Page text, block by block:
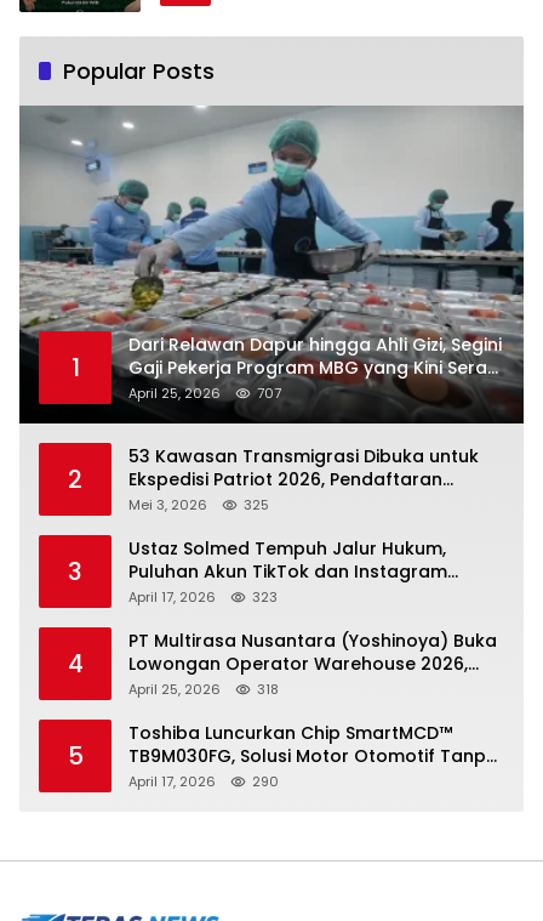
Popular Posts
1
Dari Relawan Dapur hingga Ahli Gizi, Segini
Gaji Pekerja Program MBG yang Kini Serap
Hampir Sejuta Tenaga Kerja
April 25, 2026 707
2
53 Kawasan Transmigrasi Dibuka untuk
Ekspedisi Patriot 2026, Pendaftaran
Ditutup 21 Mei
Mei 3, 2026 325
3
Ustaz Solmed Tempuh Jalur Hukum,
Puluhan Akun TikTok dan Instagram
Dilaporkan atas Tuduhan Fitnah
April 17, 2026 323
4
PT Multirasa Nusantara (Yoshinoya) Buka
Lowongan Operator Warehouse 2026,
Penempatan CK Bekasi
April 25, 2026 318
5
Toshiba Luncurkan Chip SmartMCD™
TB9M030FG, Solusi Motor Otomotif Tanpa
Sensor di Kecepatan Nol
April 17, 2026 290